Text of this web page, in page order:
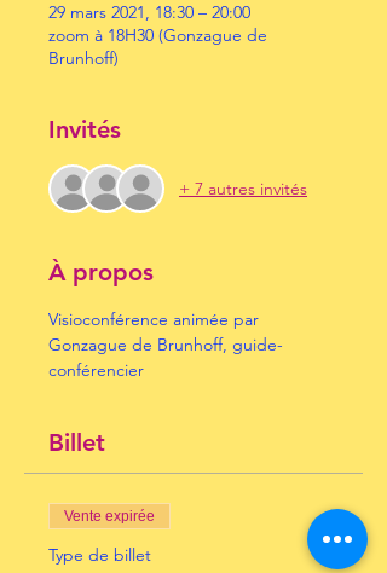
29 mars 2021, 18:30 – 20:00
zoom à 18H30 (Gonzague de
Brunhoff)
Invités
+ 7 autres invités
À propos
Visioconférence animée par
Gonzague de Brunhoff, guide-
conférencier
Billet
Vente expirée
Type de billet